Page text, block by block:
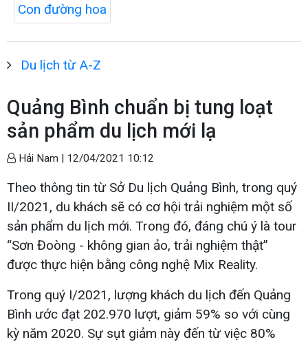
Con đường hoa
Du lịch từ A-Z
Quảng Bình chuẩn bị tung loạt
sản phẩm du lịch mới lạ
Hải Nam | 12/04/2021 10:12
Theo thông tin từ Sở Du lịch Quảng Bình, trong quý
II/2021, du khách sẽ có cơ hội trải nghiệm một số
sản phẩm du lịch mới. Trong đó, đáng chú ý là tour
“Sơn Đoòng - không gian ảo, trải nghiệm thật”
được thực hiện bằng công nghệ Mix Reality.
Trong quý I/2021, lượng khách du lịch đến Quảng
Bình ước đạt 202.970 lượt, giảm 59% so với cùng
kỳ năm 2020. Sự sụt giảm này đến từ việc 80%